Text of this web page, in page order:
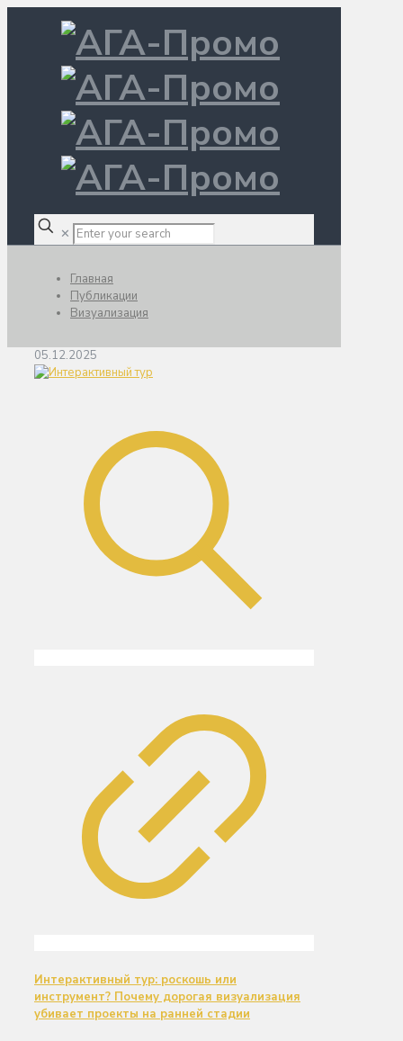
✕
Главная
Публикации
Визуализация
05.12.2025
Интерактивный тур: роскошь или
инструмент? Почему дорогая визуализация
убивает проекты на ранней стадии